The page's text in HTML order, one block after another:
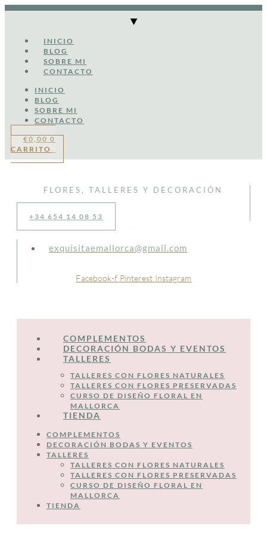
Ir
INICIO
BLOG
SOBRE MI
CONTACTO
INICIO
BLOG
SOBRE MI
CONTACTO
€0,00 0
CARRITO
FLORES, TALLERES Y DECORACIÓN
+34 654 14 08 53
exquisitaemallorca@gmail.com
Facebook-f Pinterest Instagram
COMPLEMENTOS
DECORACIÓN BODAS Y EVENTOS
TALLERES
TALLERES CON FLORES NATURALES
TALLERES CON FLORES PRESERVADAS
CURSO DE DISEÑO FLORAL EN
MALLORCA
TIENDA
COMPLEMENTOS
DECORACIÓN BODAS Y EVENTOS
TALLERES
TALLERES CON FLORES NATURALES
TALLERES CON FLORES PRESERVADAS
CURSO DE DISEÑO FLORAL EN
MALLORCA
TIENDA